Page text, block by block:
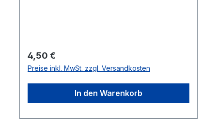
besonders natürliche Wirkung Moose
aufbinden.Abmessungen ca. 10 x 6 x 3 cm
Regulärer Preis:
4,50 €
Preise inkl. MwSt. zzgl. Versandkosten
In den Warenkorb